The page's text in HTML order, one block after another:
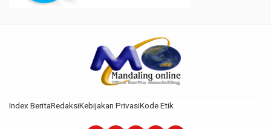
Index BeritaRedaksiKebijakan PrivasiKode Etik